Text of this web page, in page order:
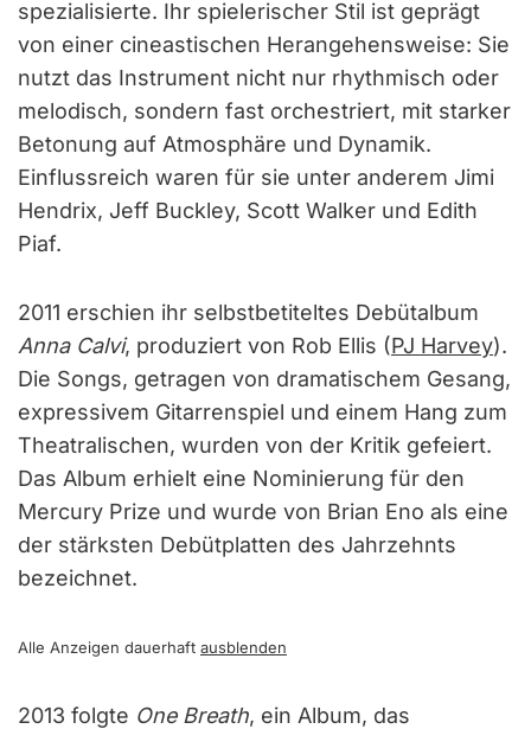
spezialisierte. Ihr spielerischer Stil ist geprägt
von einer cineastischen Herangehensweise: Sie
nutzt das Instrument nicht nur rhythmisch oder
melodisch, sondern fast orchestriert, mit starker
Betonung auf Atmosphäre und Dynamik.
Einflussreich waren für sie unter anderem Jimi
Hendrix, Jeff Buckley, Scott Walker und Edith
Piaf.
2011 erschien ihr selbstbetiteltes Debütalbum
Anna Calvi, produziert von Rob Ellis (PJ Harvey).
Die Songs, getragen von dramatischem Gesang,
expressivem Gitarrenspiel und einem Hang zum
Theatralischen, wurden von der Kritik gefeiert.
Das Album erhielt eine Nominierung für den
Mercury Prize und wurde von Brian Eno als eine
der stärksten Debütplatten des Jahrzehnts
bezeichnet.
Alle Anzeigen dauerhaft ausblenden
2013 folgte One Breath, ein Album, das